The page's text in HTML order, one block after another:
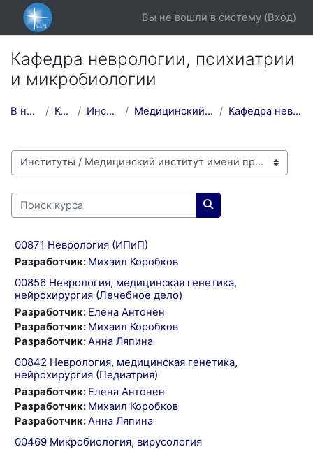
Перейти к основному содержанию
Вы не вошли в систему (Вход)
Кафедра неврологии, психиатрии
и микробиологии
В начало Курсы Институты Медицинский институт... Кафедра неврологии,...
Категории курсов
Поиск курса
Поиск курса
00871 Неврология (ИПиП)
Разработчик: Михаил Коробков
00856 Неврология, медицинская генетика,
нейрохирургия (Лечебное дело)
Разработчик: Елена Антонен
Разработчик: Михаил Коробков
Разработчик:Анна Ляпина
00842 Неврология, медицинская генетика,
нейрохирургия (Педиатрия)
Разработчик: Елена Антонен
Разработчик: Михаил Коробков
Разработчик:Анна Ляпина
00469 Микробиология, вирусология